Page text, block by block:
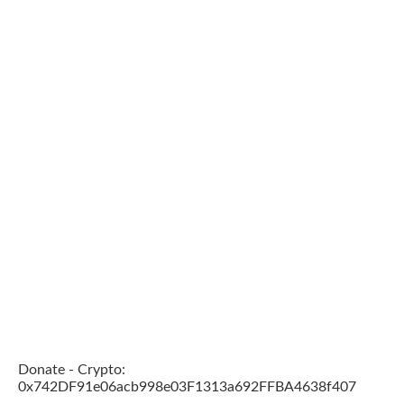
Donate - Crypto:
0x742DF91e06acb998e03F1313a692FFBA4638f407